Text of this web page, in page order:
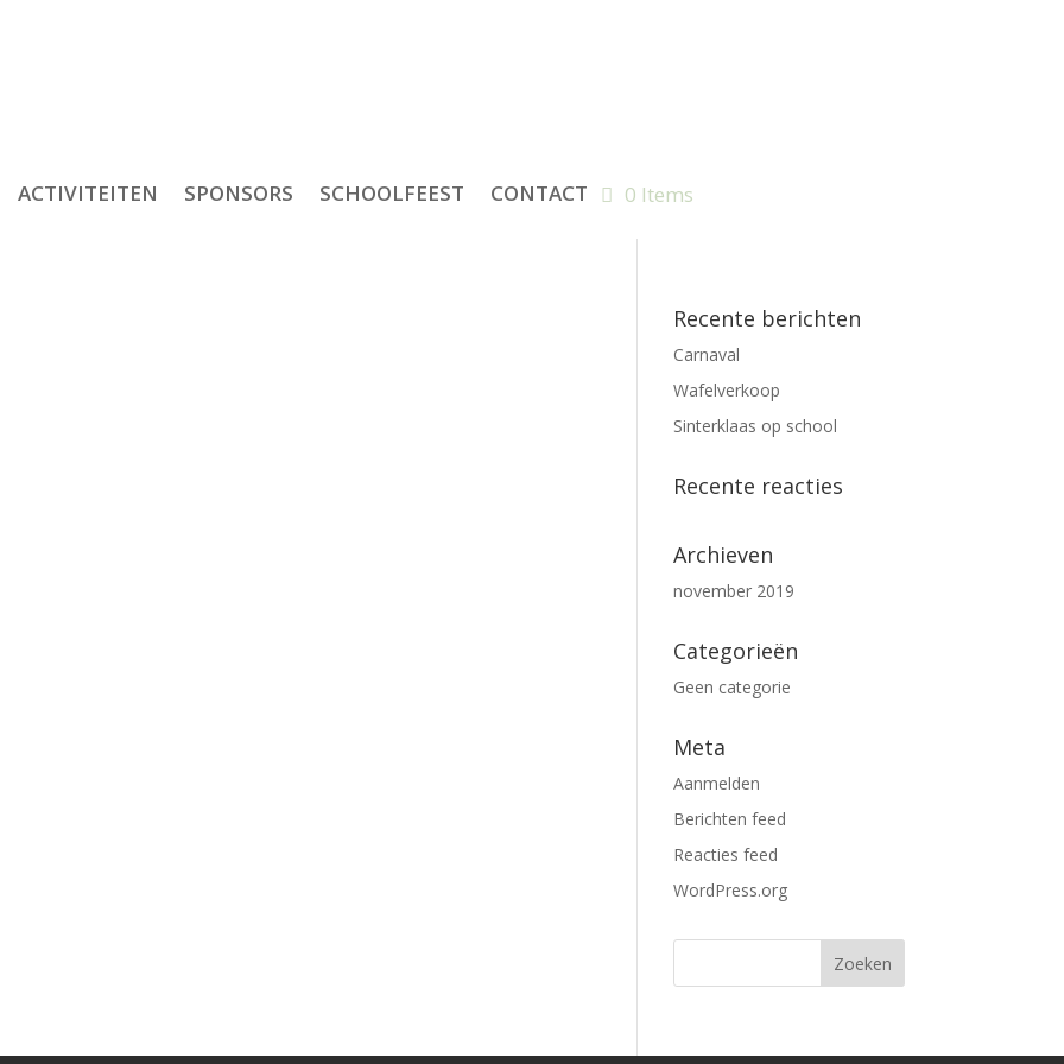
ACTIVITEITEN SPONSORS SCHOOLFEEST CONTACT 0 Items
Recente berichten
Carnaval
Wafelverkoop
Sinterklaas op school
Recente reacties
Archieven
november 2019
Categorieën
Geen categorie
Meta
Aanmelden
Berichten feed
Reacties feed
WordPress.org